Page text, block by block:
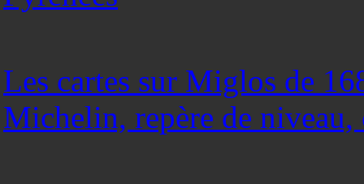
Les cartes sur Miglos de
Michelin, repère de niveau,